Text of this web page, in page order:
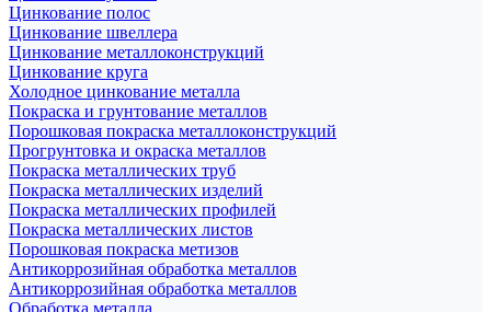
Цинкование полос
Цинкование швеллера
Цинкование металлоконструкций
Цинкование круга
Холодное цинкование металла
Покраска и грунтование металлов
Порошковая покраска металлоконструкций
Прогрунтовка и окраска металлов
Покраска металлических труб
Покраска металлических изделий
Покраска металлических профилей
Покраска металлических листов
Порошковая покраска метизов
Антикоррозийная обработка металлов
Антикоррозийная обработка металлов
Обработка металла